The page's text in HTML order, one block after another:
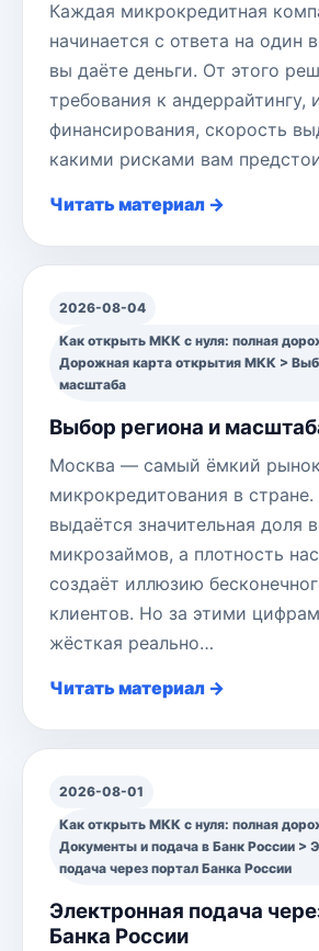
Каждая микрокредитная
начинается с ответа на один
вы даёте деньги. От этого
требования к андеррайтингу,
финансирования, скорость
какими рисками вам
Читать материал →
2026-08-04
Как открыть МКК с нуля: полная
Дорожная карта открытия МКК >
масштаба
Выбор региона и
Москва — самый ёмкий рынок
микрокредитования в стране.
выдаётся значительная доля
микрозаймов, а плотность
создаёт иллюзию
клиентов. Но за этими
жёсткая реально…
Читать материал →
2026-08-01
Как открыть МКК с нуля: полная
Документы и подача в Банк России >
подача через портал Банка России
Электронная подача
Банка России